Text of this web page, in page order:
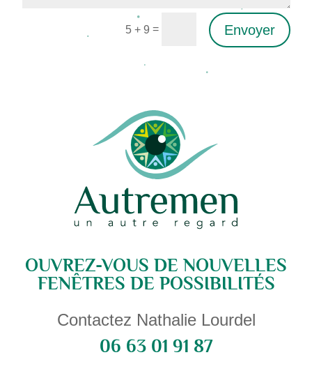
5 + 9 = Envoyer
OUVREZ-VOUS DE NOUVELLES
FENÊTRES DE POSSIBILITÉS
Contactez Nathalie Lourdel
06 63 01 91 87